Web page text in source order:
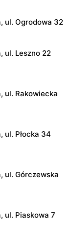
Bacieczki 6
Kazimierza
A
Armii Krajowej
Józefa
Białostoczek
ul. Ogrodowa 32
ul. Leszno 22
ul. Rakowiecka
ul. Płocka 34
ul. Górczewska
ul. Piaskowa 7